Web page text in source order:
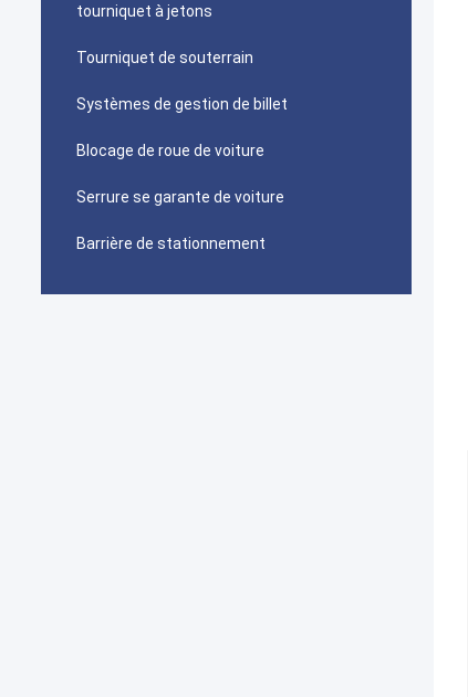
tourniquet à jetons
Tourniquet de souterrain
Systèmes de gestion de billet
Blocage de roue de voiture
Serrure se garante de voiture
Barrière de stationnement